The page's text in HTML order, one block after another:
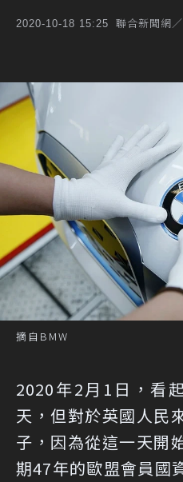
2020-10-18 15:25 聯合新聞網
摘自BMW
2020年2月1日，看
天，但對於英國人民
子，因為從這一天開
期47年的歐盟會員國